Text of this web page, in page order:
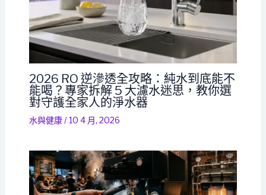
2026 RO 逆滲透全攻略：純水到底能不
能喝？專家拆解 5 大濾水迷思，教你選
對守護全家人的淨水器
水與健康/10 4 月, 2026